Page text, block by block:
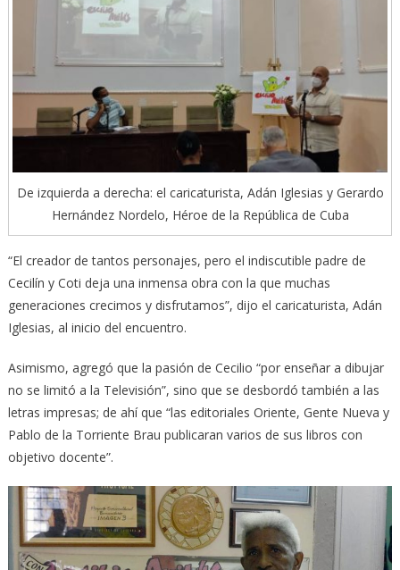
De izquierda a derecha: el caricaturista, Adán Iglesias y Gerardo
Hernández Nordelo, Héroe de la República de Cuba
“El creador de tantos personajes, pero el indiscutible padre de
Cecilín y Coti deja una inmensa obra con la que muchas
generaciones crecimos y disfrutamos”, dijo el caricaturista, Adán
Iglesias, al inicio del encuentro.
Asimismo, agregó que la pasión de Cecilio “por enseñar a dibujar
no se limitó a la Televisión”, sino que se desbordó también a las
letras impresas; de ahí que “las editoriales Oriente, Gente Nueva y
Pablo de la Torriente Brau publicaran varios de sus libros con
objetivo docente”.